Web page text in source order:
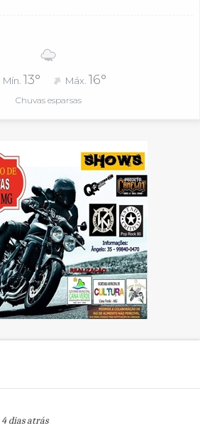
Mín. 13° Máx. 16°
Chuvas esparsas
dias atrás